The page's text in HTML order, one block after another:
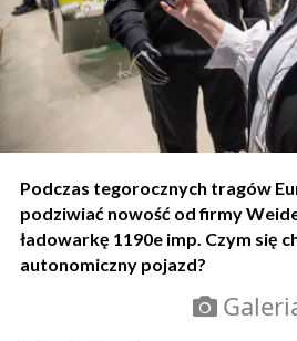
Podczas tegorocznych tragów
podziwiać nowość od firmy
ładowarkę 1190e imp. Czym się
autonomiczny pojazd?